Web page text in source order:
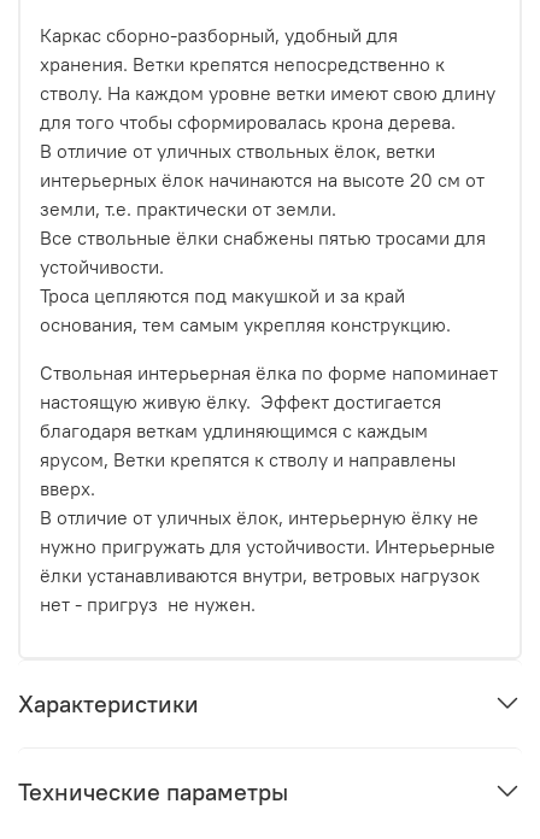
Каркас сборно-разборный, удобный для
хранения. Ветки крепятся непосредственно к
стволу. На каждом уровне ветки имеют свою длину
для того чтобы сформировалась крона дерева.
В отличие от уличных ствольных ёлок, ветки
интерьерных ёлок начинаются на высоте 20 см от
земли, т.е. практически от земли.
Все ствольные ёлки снабжены пятью тросами для
устойчивости.
Троса цепляются под макушкой и за край
основания, тем самым укрепляя конструкцию.
Ствольная интерьерная ёлка по форме напоминает
настоящую живую ёлку. Эффект достигается
благодаря веткам удлиняющимся с каждым
ярусом, Ветки крепятся к стволу и направлены
вверх.
В отличие от уличных ёлок, интерьерную ёлку не
нужно пригружать для устойчивости. Интерьерные
ёлки устанавливаются внутри, ветровых нагрузок
нет - пригруз не нужен.
Характеристики
Технические параметры